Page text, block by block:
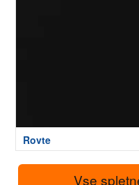
Rovte
Vse